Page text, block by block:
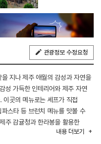
관광정보 수정요청
지나 제주 애월의 감성과 자연을
성 가득한 인테리어와 제주 자연
이곳의 메뉴로는 셰프가 직접
스타 등 브런치 메뉴를 맛볼 수
주 감귤청과 한라봉을 활용한
어 있다. 방문객은 감귤밭에서
내용 더보기